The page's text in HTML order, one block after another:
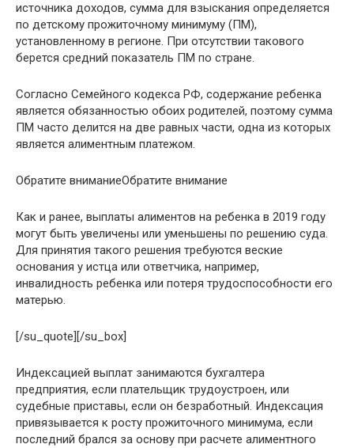
источника доходов, сумма для взыскания определяется
по детскому прожиточному минимуму (ПМ),
установленному в регионе. При отсутствии такового
берется средний показатель ПМ по стране.
Согласно Семейного кодекса РФ, содержание ребенка
является обязанностью обоих родителей, поэтому сумма
ПМ часто делится на две равных части, одна из которых
является алиментным платежом.
Обратите вниманиеОбратите внимание
Как и ранее, выплаты алиментов на ребенка в 2019 году
могут быть увеличены или уменьшены по решению суда.
Для принятия такого решения требуются веские
основания у истца или ответчика, например,
инвалидность ребенка или потеря трудоспособности его
матерью.
[/su_quote][/su_box]
Индексацией выплат занимаются бухгалтера
предприятия, если плательщик трудоустроен, или
судебные приставы, если он безработный. Индексация
привязывается к росту прожиточного минимума, если
последний брался за основу при расчете алиментного